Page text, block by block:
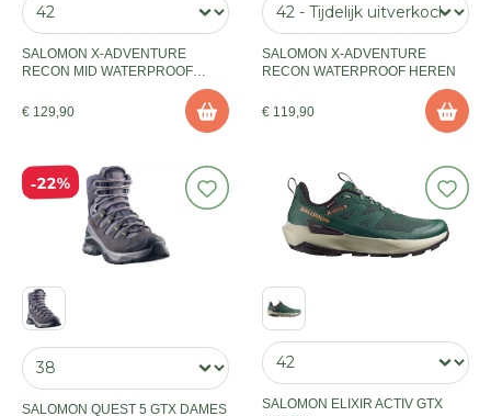
SALOMON X-ADVENTURE
RECON MID WATERPROOF
€ 129,90
SALOMON X-ADVENTURE
RECON WATERPROOF HEREN
€ 119,90
22%
SALOMON QUEST 5 GTX DAMES
SALOMON ELIXIR ACTIV GTX